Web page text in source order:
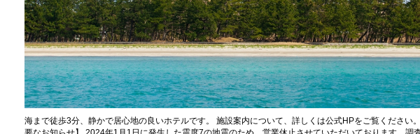
海まで徒歩3分、静かで居心地の良いホテルです。 施設案内について、詳しくは公式HPをご覧ください